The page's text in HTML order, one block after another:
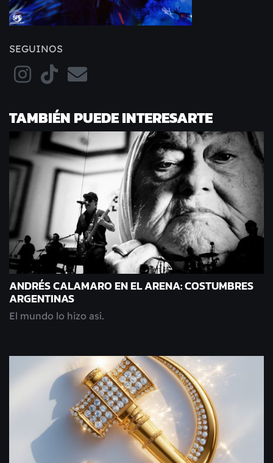
SEGUINOS
TAMBIÉN PUEDE INTERESARTE
ANDRÉS CALAMARO EN EL ARENA: COSTUMBRES
ARGENTINAS
El mundo lo hizo así.